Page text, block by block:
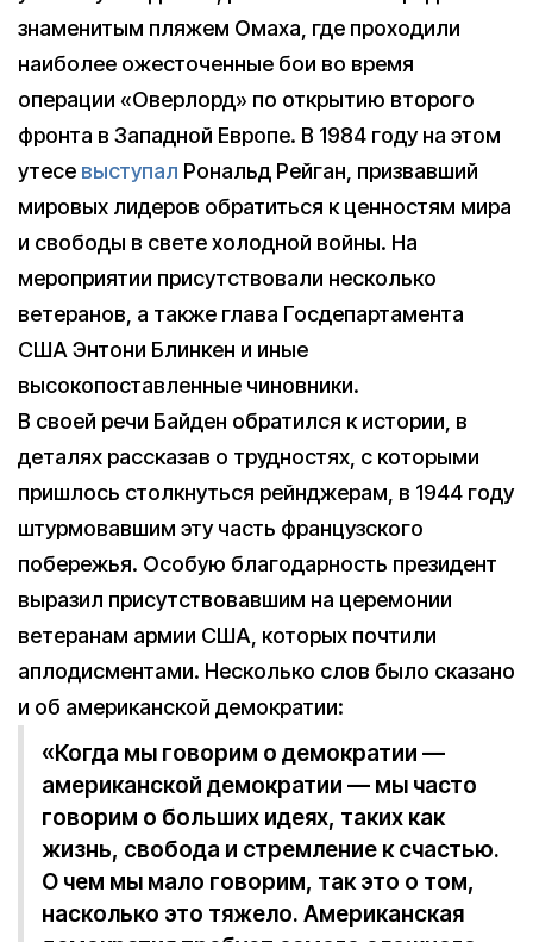
знаменитым пляжем Омаха, где проходили
наиболее ожесточенные бои во время
операции «Оверлорд» по открытию второго
фронта в Западной Европе. В 1984 году на этом
утесе выступал Рональд Рейган, призвавший
мировых лидеров обратиться к ценностям мира
и свободы в свете холодной войны. На
мероприятии присутствовали несколько
ветеранов, а также глава Госдепартамента
США Энтони Блинкен и иные
высокопоставленные чиновники.
В своей речи Байден обратился к истории, в
деталях рассказав о трудностях, с которыми
пришлось столкнуться рейнджерам, в 1944 году
штурмовавшим эту часть французского
побережья. Особую благодарность президент
выразил присутствовавшим на церемонии
ветеранам армии США, которых почтили
аплодисментами. Несколько слов было сказано
и об американской демократии:
«Когда мы говорим о демократии —
американской демократии — мы часто
говорим о больших идеях, таких как
жизнь, свобода и стремление к счастью.
О чем мы мало говорим, так это о том,
насколько это тяжело. Американская